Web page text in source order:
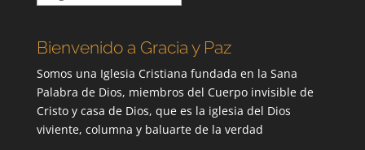
por
Bienvenido a Gracia y Paz
Somos una Iglesia Cristiana fundada en la Sana
Palabra de Dios, miembros del Cuerpo invisible de
Cristo y casa de Dios, que es la iglesia del Dios
viviente, columna y baluarte de la verdad